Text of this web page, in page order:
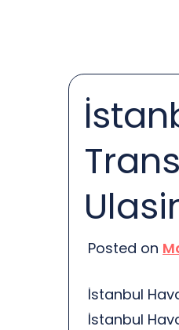
Posted on
İstanbul
İstanbul